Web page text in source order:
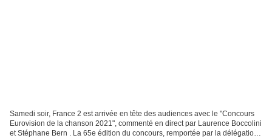
Samedi soir, France 2 est arrivée en tête des audiences avec le "Concours
Eurovision de la chanson 2021", commenté en direct par Laurence Boccolini
et Stéphane Bern . La 65e édition du concours, remportée par la délégation